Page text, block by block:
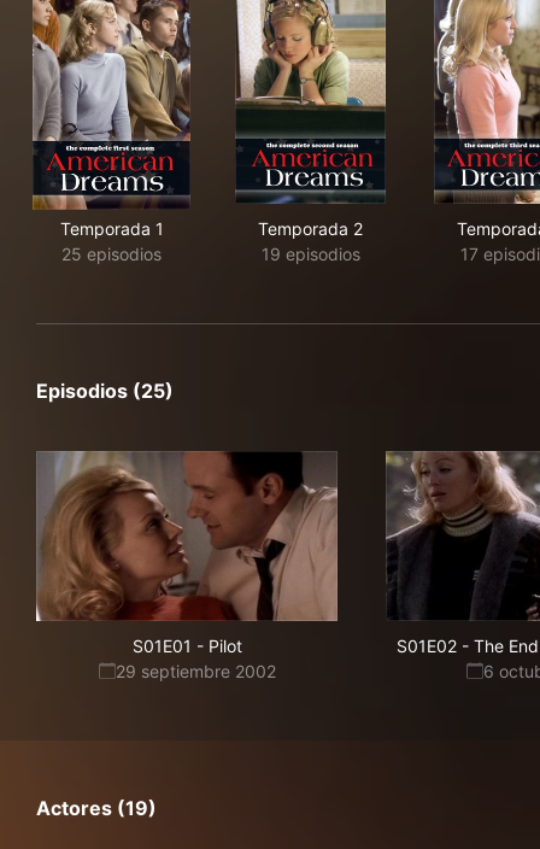
Temporada 1
25 episodios
Temporada 2
19 episodios
17
Episodios (25)
S01E01 - Pilot
29 septiembre 2002
S01E02 - The
6
Actores (19)